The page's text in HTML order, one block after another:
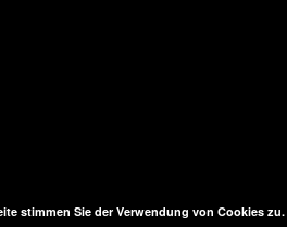
stimmen Sie der Verwendung von Cookies zu.